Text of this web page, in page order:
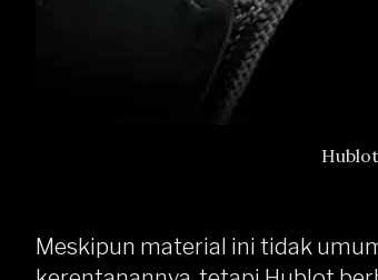
Meskipun material ini tidak